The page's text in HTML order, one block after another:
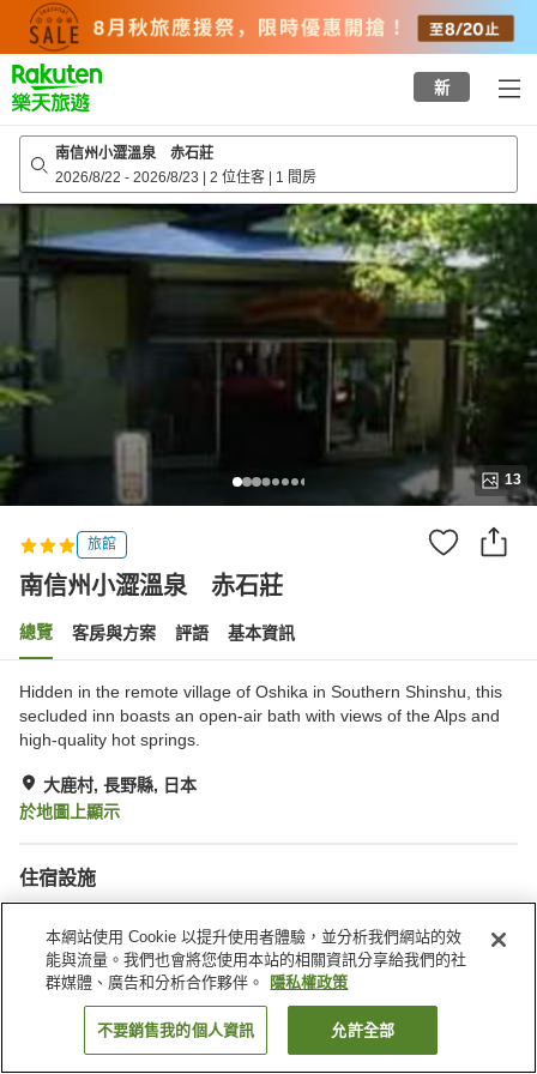
top
page
新
南信州小澀溫泉 赤石莊
2026/8/22 - 2026/8/23 | 2 位住客 | 1 間房
13
旅館
南信州小澀溫泉 赤石莊
總覽 客房與方案 評語 基本資訊
Hidden in the remote village of Oshika in Southern Shinshu, this
secluded inn boasts an open-air bath with views of the Alps and
high-quality hot springs.
大鹿村, 長野縣, 日本
於地圖上顯示
住宿設施
商店
會議室
找客房
本網站使用 Cookie 以提升使用者體驗，並分析我們網站的效
能與流量。我們也會將您使用本站的相關資訊分享給我們的社
群媒體、廣告和分析合作夥伴。
隱私權政策
不要銷售我的個人資訊 允許全部